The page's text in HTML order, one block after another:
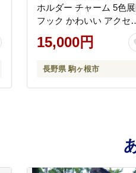
ホルダー チャーム 5色
フック かわいい アクセ
リー 山岳デザイン 信州
属細工 ステンレス アル
ン感が心地いい シークレ
トロック搭載（オレン
15,000円
長野県 駒ヶ根市